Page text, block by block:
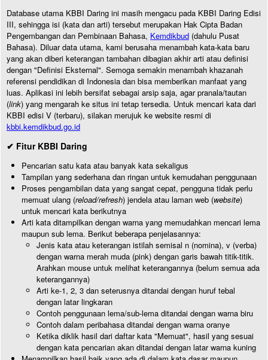
Database utama KBBI Daring ini masih mengacu pada KBBI Daring Edisi
III, sehingga isi (kata dan arti) tersebut merupakan Hak Cipta Badan
Pengembangan dan Pembinaan Bahasa, Kemdikbud (dahulu Pusat
Bahasa). Diluar data utama, kami berusaha menambah kata-kata baru
yang akan diberi keterangan tambahan dibagian akhir arti atau definisi
dengan "Definisi Eksternal". Semoga semakin menambah khazanah
referensi pendidikan di Indonesia dan bisa memberikan manfaat yang
luas. Aplikasi ini lebih bersifat sebagai arsip saja, agar pranala/tautan
(link) yang mengarah ke situs ini tetap tersedia. Untuk mencari kata dari
KBBI edisi V (terbaru), silakan merujuk ke website resmi di
kbbi.kemdikbud.go.id
✔ Fitur KBBI Daring
Pencarian satu kata atau banyak kata sekaligus
Tampilan yang sederhana dan ringan untuk kemudahan penggunaan
Proses pengambilan data yang sangat cepat, pengguna tidak perlu
memuat ulang (reload/refresh) jendela atau laman web (website)
untuk mencari kata berikutnya
Arti kata ditampilkan dengan warna yang memudahkan mencari lema
maupun sub lema. Berikut beberapa penjelasannya:
Jenis kata atau keterangan istilah semisal n (nomina), v (verba)
dengan warna merah muda (pink) dengan garis bawah titik-titik.
Arahkan mouse untuk melihat keterangannya (belum semua ada
keterangannya)
Arti ke-1, 2, 3 dan seterusnya ditandai dengan huruf tebal
dengan latar lingkaran
Contoh penggunaan lema/sub-lema ditandai dengan warna biru
Contoh dalam peribahasa ditandai dengan warna oranye
Ketika diklik hasil dari daftar kata "Memuat", hasil yang sesuai
dengan kata pencarian akan ditandai dengan latar warna kuning